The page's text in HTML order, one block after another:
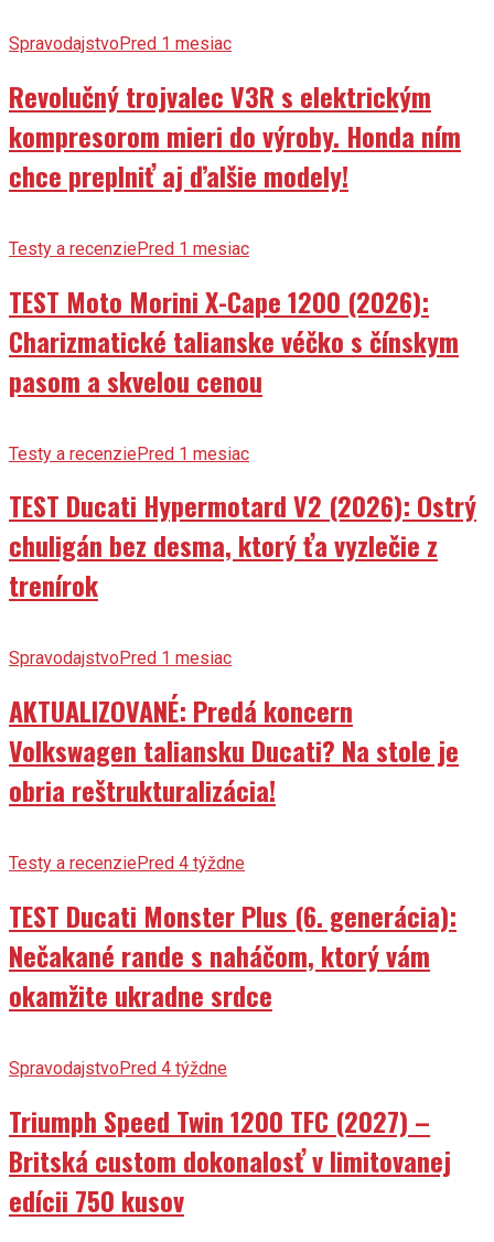
SpravodajstvoPred 1 mesiac
Revolučný trojvalec V3R s elektrickým
kompresorom mieri do výroby. Honda ním
chce preplniť aj ďalšie modely!
Testy a recenziePred 1 mesiac
TEST Moto Morini X-Cape 1200 (2026):
Charizmatické talianske véčko s čínskym
pasom a skvelou cenou
Testy a recenziePred 1 mesiac
TEST Ducati Hypermotard V2 (2026): Ostrý
chuligán bez desma, ktorý ťa vyzlečie z
trenírok
SpravodajstvoPred 1 mesiac
AKTUALIZOVANÉ: Predá koncern
Volkswagen taliansku Ducati? Na stole je
obria reštrukturalizácia!
Testy a recenziePred 4 týždne
TEST Ducati Monster Plus (6. generácia):
Nečakané rande s naháčom, ktorý vám
okamžite ukradne srdce
SpravodajstvoPred 4 týždne
Triumph Speed Twin 1200 TFC (2027) –
Britská custom dokonalosť v limitovanej
edícii 750 kusov